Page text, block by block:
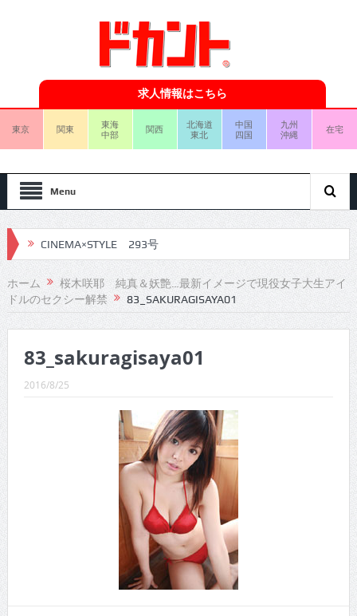
求人情報はこちら
東京 関東
東海
中部
関西
北海道
東北
中国
四国
九州
沖縄
在宅
Menu
CINEMA×STYLE 293号
CINEMA×STYLE 292号
CINEMA×STYLE 291号
CINEMA×STYLE 289号
CINEMA×STYLE 287号
CINEMA×STYLE 286号
CINEMA×STYLE 285号
CINEMA×STYLE 294号
ホーム
桜木咲耶 純真＆妖艶…最新イメージで現役女子大生アイ
ドルのセクシー解禁
83_SAKURAGISAYA01
83_sakuragisaya01
2016/8/25